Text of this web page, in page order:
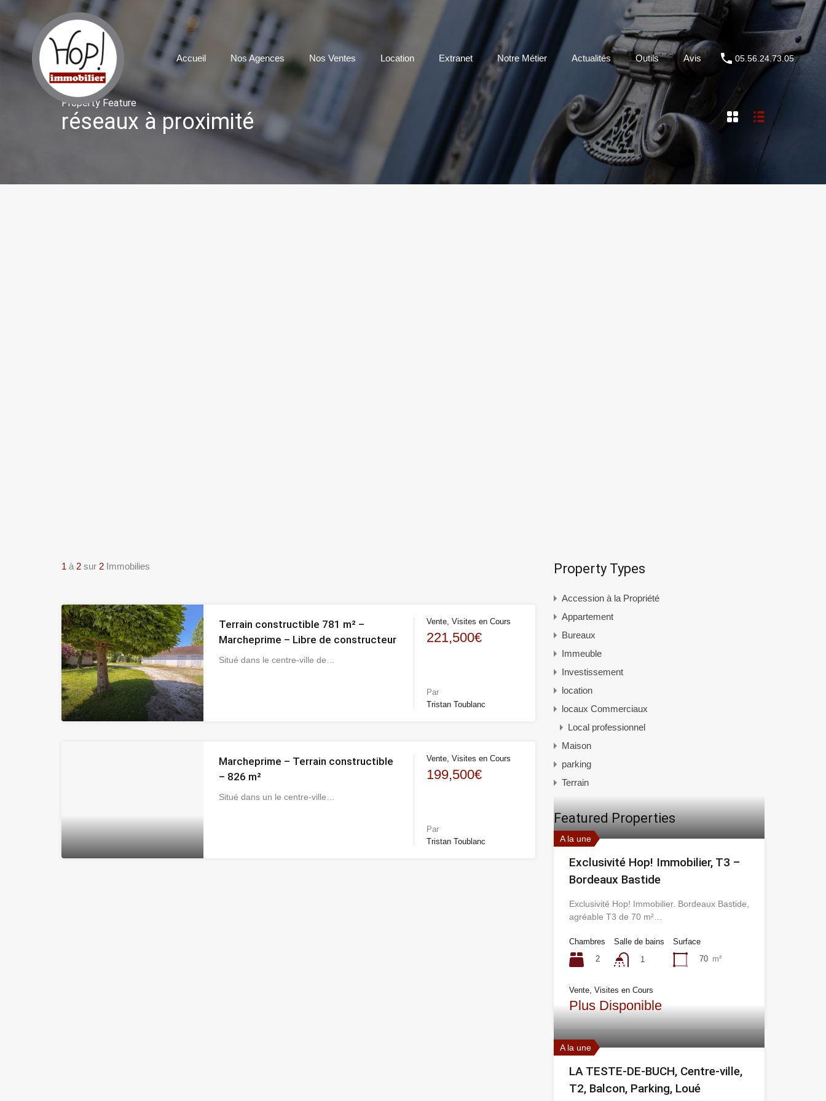
Nos Agences Nos Ventes Extranet Notre Métier Actualités Outils Avis
05.56.24.73.05
Accueil
Nos Agences Nos Ventes Location Extranet Notre Métier Actualités Outils Avis 05.56.24.73.05
Property Feature
réseaux à proximité
1 à 2 sur 2 Immobilies
Terrain constructible 781 m² –
Marcheprime – Libre de constructeur
Situé dans le centre-ville de…
Vente, Visites en Cours
221,500€
Par
Tristan Toublanc
Marcheprime – Terrain constructible
– 826 m²
Situé dans un le centre-ville…
Vente, Visites en Cours
199,500€
Par
Tristan Toublanc
Property Types
Accession à la Propriété
Appartement
Bureaux
Immeuble
Investissement
location
locaux Commerciaux
Local professionnel
Maison
parking
Terrain
Featured Properties
A la une
Exclusivité Hop! Immobilier, T3 –
Bordeaux Bastide
Exclusivité Hop! Immobilier. Bordeaux Bastide,
agréable T3 de 70 m²…
Chambres
2
Salle de bains
1
Surface
70 m²
Vente, Visites en Cours
Plus Disponible
A la une
LA TESTE-DE-BUCH, Centre-ville,
T2, Balcon, Parking, Loué